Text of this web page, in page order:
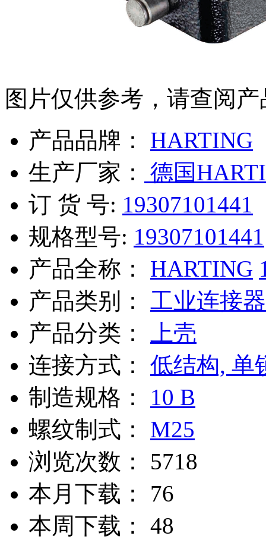
图片仅供参考，请查阅
产品品牌：
HARTING
生产厂家：
德国
订 货 号: 19307101441
规格型号: 19307101441
产品全称：
HARTING
产品类别：
工业连接
产品分类：
上壳
连接方式：
低结构, 单
制造规格：
10 B
螺纹制式：
M25
浏览次数：
5718
本月下载：
76
本周下载：
48